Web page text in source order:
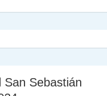
San Sebastián